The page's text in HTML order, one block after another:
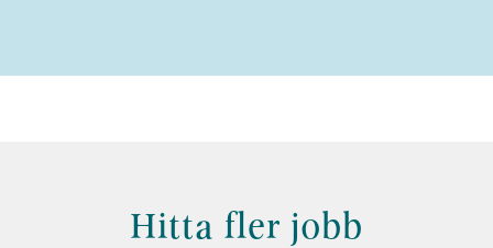
Hitta fler jobb